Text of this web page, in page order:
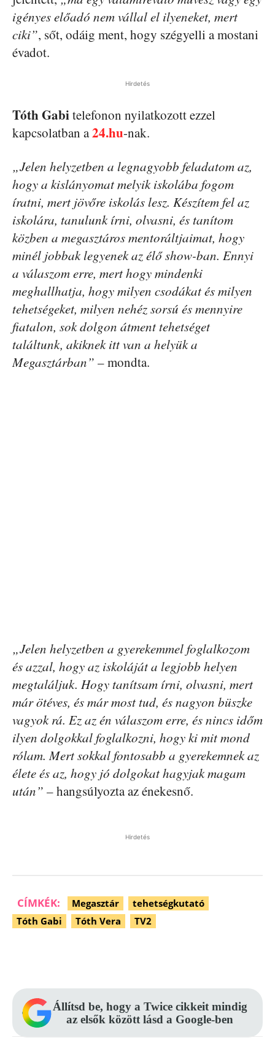
igényes előadó nem vállal el ilyeneket, mert
ciki”, sőt, odáig ment, hogy szégyelli a mostani
évadot.
Hirdetés
TóthGabitelefonon nyilatkozott ezzel
kapcsolatban a24.hu-nak.
„Jelen helyzetben a legnagyobb feladatom az,
hogy a kislányomat melyik iskolába fogom
íratni, mert jövőre iskolás lesz. Készítem fel az
iskolára, tanulunk írni, olvasni, és tanítom
közben a megasztáros mentoráltjaimat, hogy
minél jobbak legyenek az élő show-ban. Ennyi
a válaszom erre, mert hogy mindenki
meghallhatja, hogy milyen csodákat és milyen
tehetségeket, milyen nehéz sorsú és mennyire
fiatalon, sok dolgon átment tehetséget
találtunk, akiknek itt van a helyük a
Megasztárban” – mondta.
„Jelen helyzetben a gyerekemmel foglalkozom
és azzal, hogy az iskoláját a legjobb helyen
megtaláljuk. Hogy tanítsam írni, olvasni, mert
már ötéves, és már most tud, és nagyon büszke
vagyok rá. Ez az én válaszom erre, és nincs időm
ilyen dolgokkal foglalkozni, hogy ki mit mond
rólam. Mert sokkal fontosabb a gyerekemnek az
élete és az, hogy jó dolgokat hagyjak magam
után” – hangsúlyozta az énekesnő.
Hirdetés
CÍMKÉK: Megasztár
tehetségkutató
Tóth Gabi
Tóth Vera TV2
Állítsd be, hogy a Twice cikkeit mindig
az elsők között lásd a Google-ben